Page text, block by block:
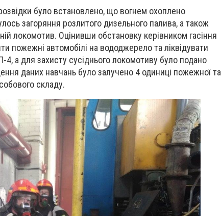
було встановлено, що вогнем охоплено
загоряння розлитого дизельного палива, а також
локомотив. Оцінивши обстановку керівником гасіння
пожежні автомобілі на вододжерело та ліквідувати
а для захисту сусіднього локомотиву було подано
даних навчань було залучено 4 одиниці пожежної та
складу.